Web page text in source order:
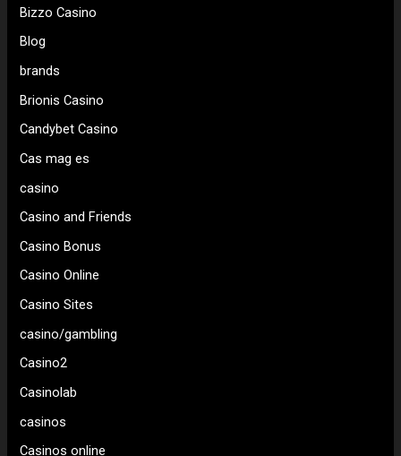
Bizzo Casino
Blog
brands
Brionis Casino
Candybet Casino
Cas mag es
casino
Casino and Friends
Casino Bonus
Casino Online
Casino Sites
casino/gambling
Casino2
Casinolab
casinos
Casinos online